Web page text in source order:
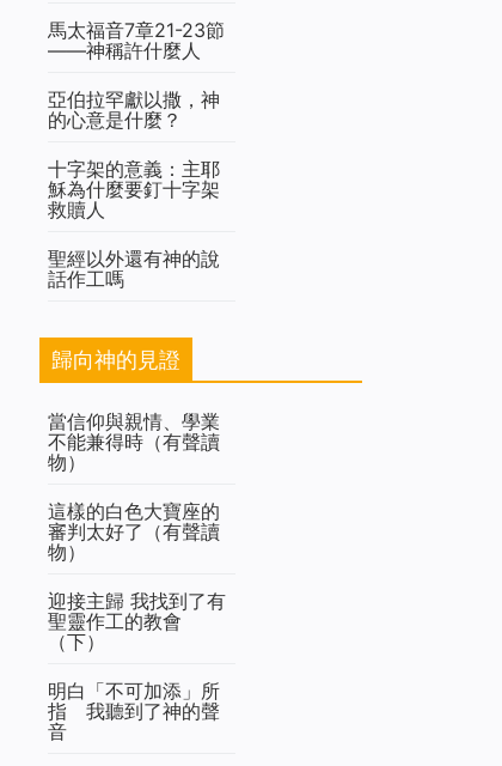
馬太福音7章21-23節
——神稱許什麼人
亞伯拉罕獻以撒，神
的心意是什麼？
十字架的意義：主耶
穌為什麼要釘十字架
救贖人
聖經以外還有神的說
話作工嗎
歸向神的見證
當信仰與親情、學業
不能兼得時（有聲讀
物）
這樣的白色大寶座的
審判太好了（有聲讀
物）
迎接主歸 我找到了有
聖靈作工的教會
（下）
明白「不可加添」所
指 我聽到了神的聲
音